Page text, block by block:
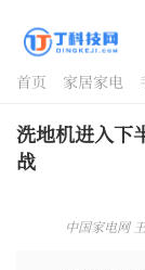
首页 家居家电
酷品评测
洗地机进入下
战
中国家电网